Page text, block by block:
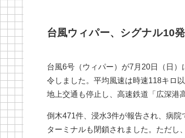
台風ウィパー、シグナル10
台風6号（ウィパー）が7月20日（日
令しました。平均風速は時速118キロ
地上交通も停止し、高速鉄道「広深港
倒木471件、浸水3件が報告され、病
ターミナルも閉鎖されました。ただし